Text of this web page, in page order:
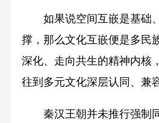
如果说空间互嵌是基础
撑，那么文化互嵌便是多民
深化、走向共生的精神内核
往到多元文化深层认同、兼
秦汉王朝并未推行强制